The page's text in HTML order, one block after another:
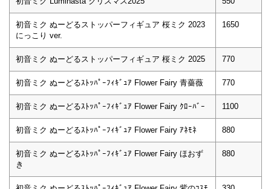
初音ミク ぬーどるストッパーフィギュア 桜ミク 2023
にっこり ver.
1650
初音ミク ぬーどるストッパーフィギュア 桜ミク 2025 770
初音ミク ぬーどるｽﾄｯﾊﾟｰﾌｨｷﾞｭｱ Flower Fairy 青薔薇 770
初音ミク ぬーどるｽﾄｯﾊﾟｰﾌｨｷﾞｭｱ Flower Fairy ｸﾛｰﾊﾞｰ 1100
初音ミク ぬーどるｽﾄｯﾊﾟｰﾌｨｷﾞｭｱ Flower Fairy ｱﾈﾓﾈ 880
初音ミク ぬーどるｽﾄｯﾊﾟｰﾌｨｷﾞｭｱ Flower Fairy ほおず
き
880